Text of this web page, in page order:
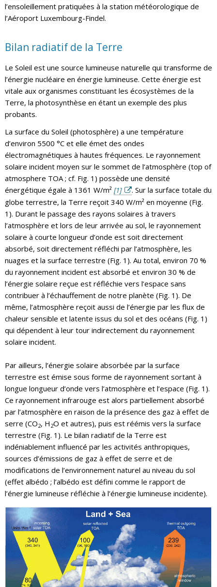
l’ensoleillement pratiquées à la station météorologique de
l’Aéroport Luxembourg-Findel.
Bilan radiatif de la Terre
Le Soleil est une source lumineuse naturelle qui transforme de
l’énergie nucléaire en énergie lumineuse. Cette énergie est
vitale aux organismes constituant les écosystèmes de la
Terre, la photosynthèse en étant un exemple des plus
probants.
La surface du Soleil (photosphère) a une température
d’environ 5500 °C et elle émet des ondes
électromagnétiques à hautes fréquences. Le rayonnement
solaire incident moyen sur le sommet de l’atmosphère (top of
atmosphere TOA ; cf. Fig. 1) possède une densité
énergétique égale à 1361 W/m² [1]
. Sur la surface totale du
globe terrestre, la Terre reçoit 340 W/m² en moyenne (Fig.
1). Durant le passage des rayons solaires à travers
l’atmosphère et lors de leur arrivée au sol, le rayonnement
solaire à courte longueur d’onde est soit directement
absorbé, soit directement réfléchi par l’atmosphère, les
nuages et la surface terrestre (Fig. 1). Au total, environ 70 %
du rayonnement incident est absorbé et environ 30 % de
l’énergie solaire reçue est réfléchie vers l’espace sans
contribuer à l’échauffement de notre planète (Fig. 1). De
même, l’atmosphère reçoit aussi de l’énergie par les flux de
chaleur sensible et latente issus du sol et des océans (Fig. 1)
qui dépendent à leur tour indirectement du rayonnement
solaire incident.
Par ailleurs, l’énergie solaire absorbée par la surface
terrestre est émise sous forme de rayonnement sortant à
longue longueur d’onde vers l’atmosphère et l’espace (Fig. 1).
Ce rayonnement infrarouge est alors partiellement absorbé
par l’atmosphère en raison de la présence des gaz à effet de
serre (CO2, H 2O et autres), puis est réémis vers la surface
terrestre (Fig. 1). Le bilan radiatif de la Terre est
indéniablement influencé par les activités anthropiques,
sources d’émissions de gaz à effet de serre et de
modifications de l’environnement naturel au niveau du sol
(effet albédo ; l’albédo est défini comme le rapport de
l’énergie lumineuse réfléchie à l’énergie lumineuse incidente).